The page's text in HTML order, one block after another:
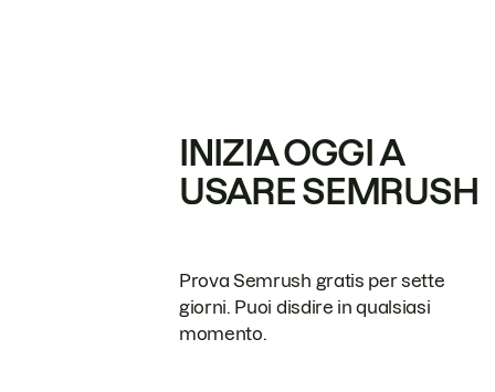
INIZIA OGGI A
USARE SEMRUSH
Prova Semrush gratis per sette
giorni. Puoi disdire in qualsiasi
momento.